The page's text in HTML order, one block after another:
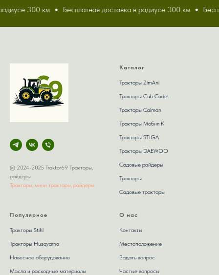
300 км Бесплатная доставка в радиусе 300 км
© 2024-2025 Traktor69 Тракторы,
райдеры
Тракторы, мини тракторы, райдеры
Каталог
Тракторы ZimAni
Тракторы Сub Сadet
Тракторы Caiman
Тракторы Мобил К
Тракторы STIGA
Тракторы DAEWOO
Садовые райдеры
Тракторы
Садовые тракторы
Популярное
Тракторы Stihl
Тракторы Husqvarna
Навесное оборудование
Масла и расходные материалы
О нас
Контакты
Местоположение
Задать вопрос
Частые вопросы